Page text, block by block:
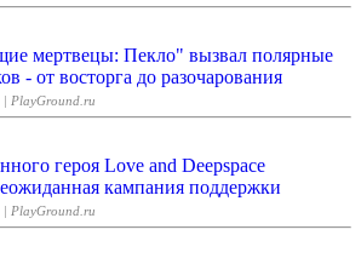
мертвецы: Пекло" вызвал полярные
- от восторга до разочарования
| PlayGround.ru
героя Love and Deepspace
кампания поддержки
| PlayGround.ru